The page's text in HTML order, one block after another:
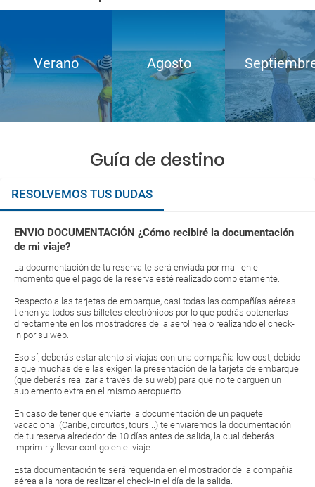
Verano Agosto
Guía de destino
RESOLVEMOS TUS DUDAS
ENVIO DOCUMENTACIÓN ¿Cómo recibiré la documentación
de mi viaje?
La documentación de tu reserva te será enviada por mail en el
momento que el pago de la reserva esté realizado completamente.
Respecto a las tarjetas de embarque, casi todas las compañías aéreas
tienen ya todos sus billetes electrónicos por lo que podrás obtenerlas
directamente en los mostradores de la aerolínea o realizando el check-
in por su web.
Eso sí, deberás estar atento si viajas con una compañía low cost, debido
a que muchas de ellas exigen la presentación de la tarjeta de embarque
(que deberás realizar a través de su web) para que no te carguen un
suplemento extra en el mismo aeropuerto.
En caso de tener que enviarte la documentación de un paquete
vacacional (Caribe, circuitos, tours...) te enviaremos la documentación
de tu reserva alrededor de 10 días antes de salida, la cual deberás
imprimir y llevar contigo en el viaje.
Esta documentación te será requerida en el mostrador de la compañía
aérea a la hora de realizar el check-in el día de la salida.